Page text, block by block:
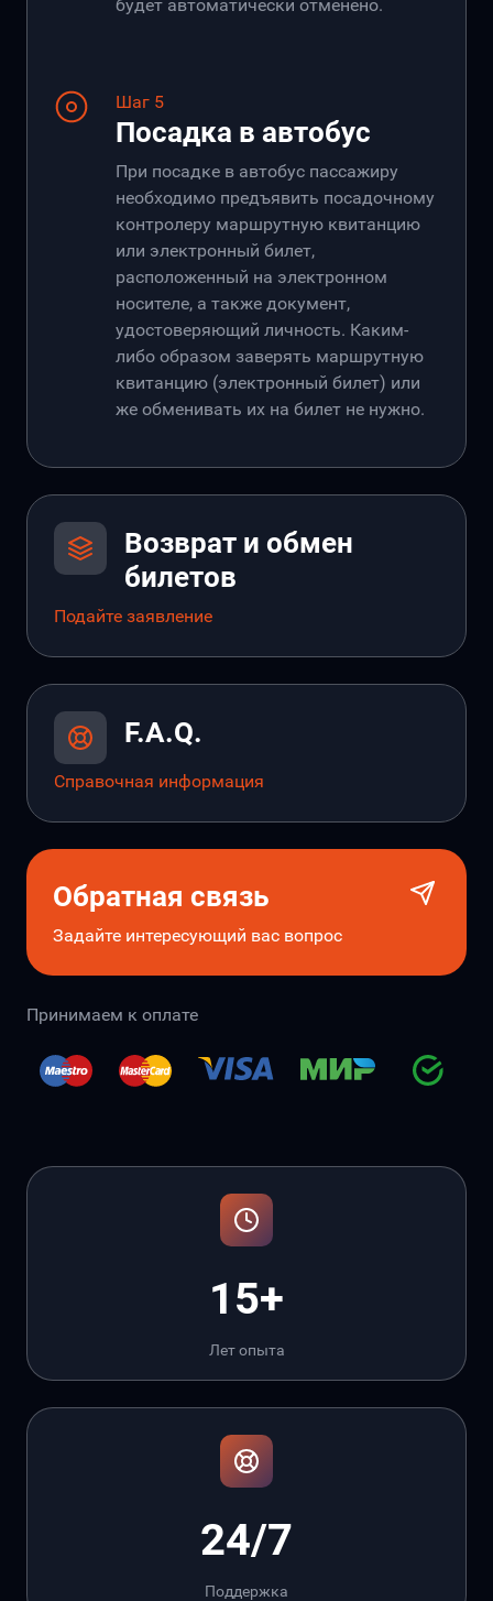
будет автоматически отменено.
Шаг 5
Посадка в автобус
При посадке в автобус пассажиру
необходимо предъявить посадочному
контролеру маршрутную квитанцию
или электронный билет,
расположенный на электронном
носителе, а также документ,
удостоверяющий личность. Каким-
либо образом заверять маршрутную
квитанцию (электронный билет) или
же обменивать их на билет не нужно.
Возврат и обмен
билетов
Подайте заявление
F.A.Q.
Справочная информация
Обратная связь
Задайте интересующий вас вопрос
Принимаем к оплате
15+
Лет опыта
24/7
Поддержка